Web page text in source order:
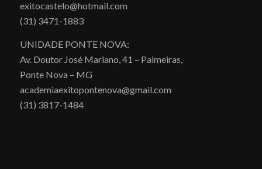
exitocastelo@hotmail.com
(31) 3471-1883
UNIDADE PONTE NOVA:
Av. Doutor José Mariano, 41 – Palmeiras,
Ponte Nova – MG
academiaexitopontenova@gmail.com
(31) 3817-1484